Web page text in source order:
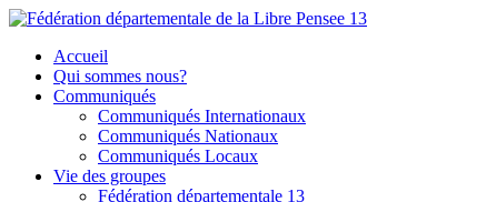
Skip
content
Fédération départementale de la Libre Pensee 13
Membre de la fédération Nationale de la Libre Pensée ni dieu ni maitre
Accueil
Qui sommes nous?
Communiqués
Communiqués Internationaux
Communiqués Nationaux
Communiqués Locaux
Vie des groupes
Fédération départementale 13